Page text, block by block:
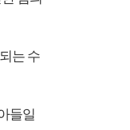
는 수
들일